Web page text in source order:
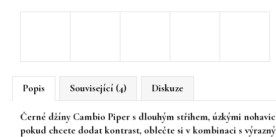
Popis Související (4) Diskuze
Černé džíny Cambio Piper s dlouhým střihem, úzkými
pokud chcete dodat kontrast, oblečte si v kombinaci s